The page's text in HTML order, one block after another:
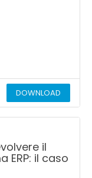
DOWNLOAD
il
ERP: il caso